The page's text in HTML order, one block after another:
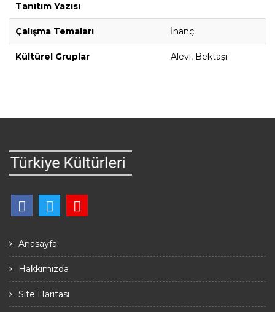
Tanıtım Yazısı
Çalışma Temaları İnanç
Kültürel Gruplar Alevi, Bektaşi
Anasayfa
Hakkımızda
Site Haritası